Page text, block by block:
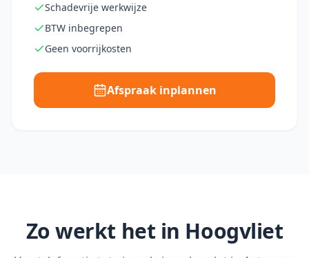
Schadevrije werkwijze
BTW inbegrepen
Geen voorrijkosten
Afspraak inplannen
Zo werkt het in Hoogvliet